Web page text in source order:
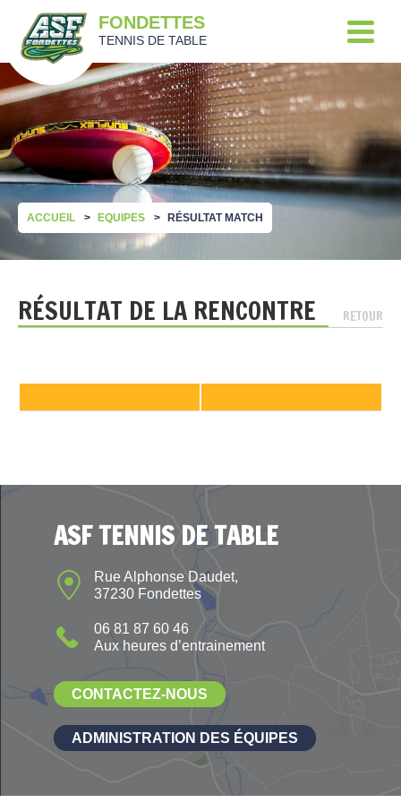
FONDETTES
TENNIS DE TABLE
ACCUEIL EQUIPES RÉSULTAT MATCH
RÉSULTAT DE LA RENCONTRE RETOUR
ASF TENNIS DE TABLE
Rue Alphonse Daudet,
37230 Fondettes
06 81 87 60 46
Aux heures d’entrainement
CONTACTEZ-NOUS
ADMINISTRATION DES ÉQUIPES